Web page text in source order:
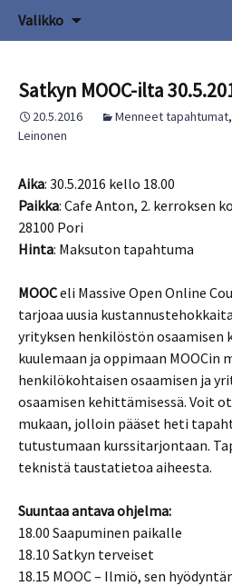
TIVIA Satakunta ry
Valikko
Satkyn MOOC-ilta
20.5.2016 Menneet tapahtumat,
Leinonen
Aika: 30.5.2016 kello 18.00
Paikka: Cafe Anton, 2. kerroksen
28100 Pori
Hinta: Maksuton tapahtuma
MOOCeli Massive Open Online
tarjoaa uusia
yrityksen henkilöstön osaamisen
kuulemaan ja oppimaan MOOCin
henkilökohtaisen osaamisen ja
osaamisen kehittämisessä. Voit
mukaan, jolloin pääset heti
tutustumaan kurssitarjontaan.
teknistä taustatietoa aiheesta.
Suuntaa antava ohjelma:
18.00 Saapuminen paikalle
18.10 Satkyn terveiset
18.15 MOOC – Ilmiö, sen